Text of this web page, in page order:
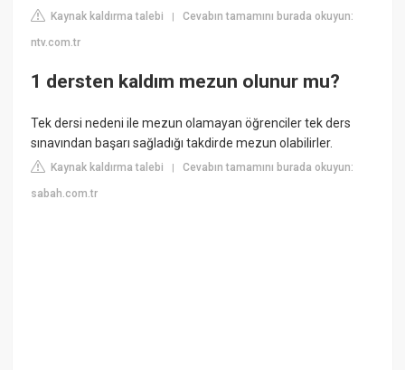
Kaynak kaldırma talebi |Cevabın tamamını burada okuyun:
ntv.com.tr
1 dersten kaldım mezun olunur mu?
Tek dersi nedeni ile mezun olamayan öğrenciler tek ders
sınavından başarı sağladığı takdirde mezun olabilirler.
Kaynak kaldırma talebi |Cevabın tamamını burada okuyun:
sabah.com.tr